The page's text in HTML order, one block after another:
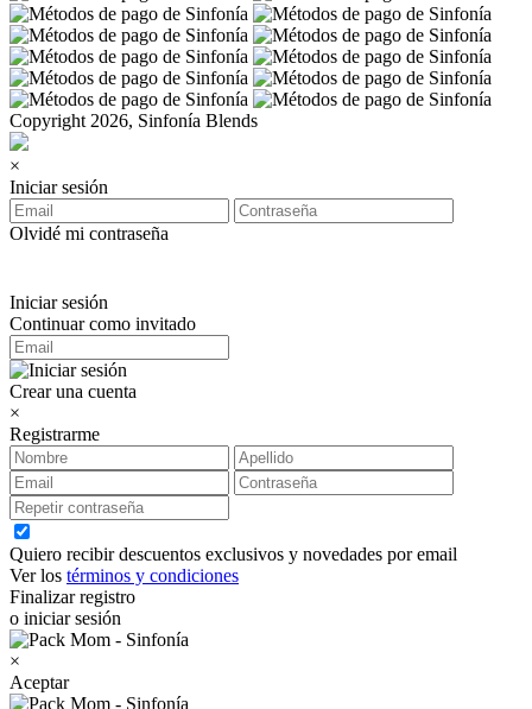
Copyright 2026, Sinfonía Blends
×
Iniciar sesión
Olvidé mi contraseña
Iniciar sesión
Continuar como invitado
Crear una cuenta
×
Registrarme
Quiero recibir descuentos exclusivos y novedades por email
Ver los términos y condiciones
Finalizar registro
o iniciar sesión
×
Aceptar